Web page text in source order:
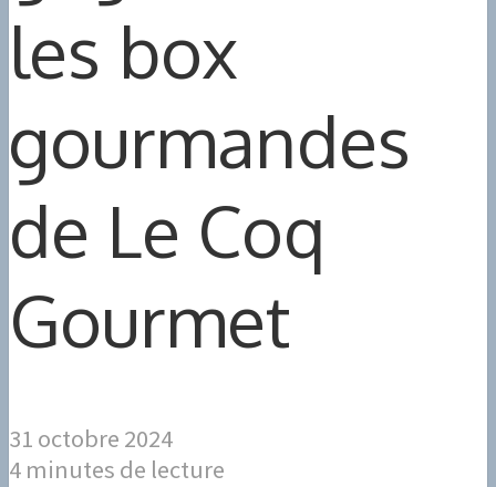
les box
gourmandes
de Le Coq
Gourmet
31 octobre 2024
4 minutes de lecture